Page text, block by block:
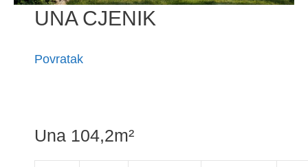
UNA CJENIK
Povratak
Una 104,2m²